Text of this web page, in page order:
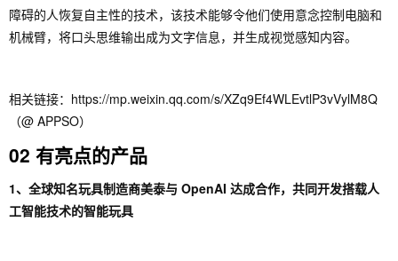
障碍的人恢复自主性的技术，该技术能够令他们使用意念控制电脑和
机械臂，将口头思维输出成为文字信息，并生成视觉感知内容。
相关链接：https://mp.weixin.qq.com/s/XZq9Ef4WLEvtlP3vVylM8Q
（@ APPSO）
02 有亮点的产品
1、全球知名玩具制造商美泰与 OpenAI 达成合作，共同开发搭载人
工智能技术的智能玩具